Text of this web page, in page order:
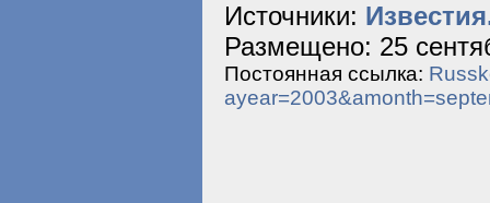
Источники:
Размещено: 25
Постоянная ссылка: